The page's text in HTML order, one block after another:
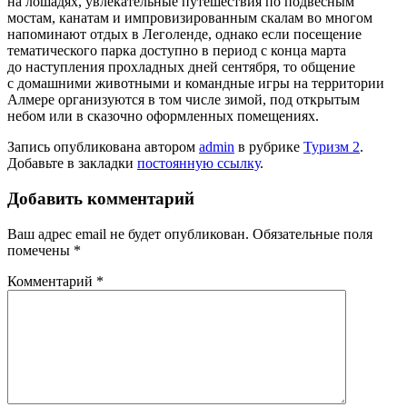
мостам, канатам и импровизированным скалам во многом
напоминают отдых в Леголенде, однако если посещение
тематического парка доступно в период с конца марта
до наступления прохладных дней сентября, то общение
с домашними животными и командные игры на территории
Алмере организуются в том числе зимой, под открытым
небом или в сказочно оформленных помещениях.
Запись опубликована автором admin в рубрике Туризм 2.
Добавьте в закладки постоянную ссылку.
Добавить комментарий
Ваш адрес email не будет опубликован. Обязательные поля
помечены *
Комментарий *